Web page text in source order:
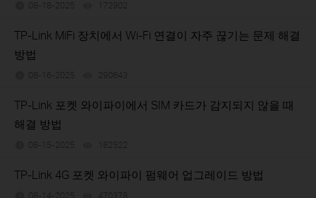
08-18-2025 172902
TP-Link MiFi 장치에서 Wi-Fi 연결이 자주 끊기는 문제 해결
방법
08-16-2025 290643
TP-Link 포켓 와이파이에서 SIM 카드가 감지되지 않을 때
해결 방법
08-15-2025 162522
TP-Link 4G 포켓 와이파이 펌웨어 업그레이드 방법
08-14-2025 470378